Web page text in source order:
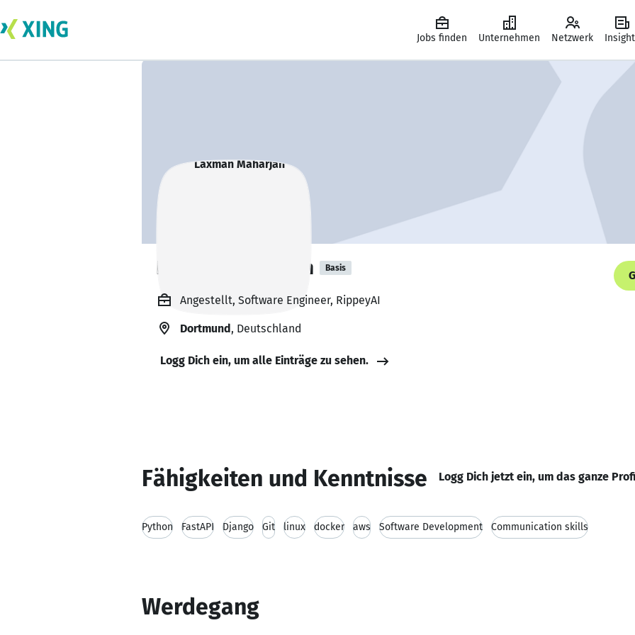
Jobs finden Unternehmen Netzwerk
Laxman Maharjan Basis
Angestellt, Software Engineer, RippeyAI
Dortmund, Deutschland
Logg Dich ein, um alle Einträge zu sehen.
Fähigkeiten und Kenntnisse Logg Dich jetzt ein, um das ganze
Python FastAPI Django Git linux docker aws Software Development Communication skills
Werdegang